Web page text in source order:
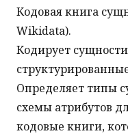
Кодовая книга
Wikidata).
Кодирует
Определяет типы
схемы атрибутов
кодовые книги,